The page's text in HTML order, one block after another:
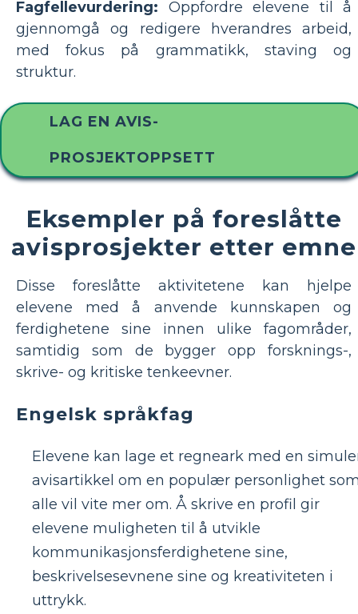
Fagfellevurdering: Oppfordre elevene til å
gjennomgå og redigere hverandres arbeid,
med fokus på grammatikk, staving og
struktur.
LAG EN AVIS-
PROSJEKTOPPSETT
Eksempler på foreslåtte
avisprosjekter etter emne
Disse foreslåtte aktivitetene kan hjelpe
elevene med å anvende kunnskapen og
ferdighetene sine innen ulike fagområder,
samtidig som de bygger opp forsknings-,
skrive- og kritiske tenkeevner.
Engelsk språkfag
Elevene kan lage et regneark med en
avisartikkel om en populær personlighet
alle vil vite mer om. Å skrive en profil gir
elevene muligheten til å utvikle
kommunikasjonsferdighetene sine,
beskrivelsesevnene sine og kreativiteten i
uttrykk.